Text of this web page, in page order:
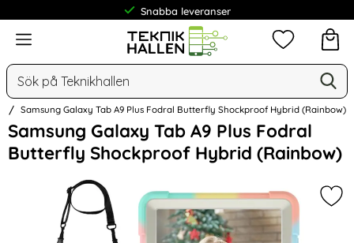
Frakt från 19 kr
Meny
Sök
Mina
Samsung Galaxy Tab A9 Plus Fodral Butterfly Shockproof Hybrid (Rainbow)
Samsung Galaxy Tab A9 Plus Fodral
Butterfly Shockproof Hybrid (Rainbow)
Hoppa
över
Bilder